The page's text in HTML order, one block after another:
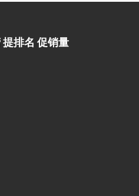
排名 促销量​